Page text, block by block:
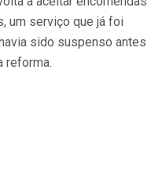
um serviço que já foi
sido suspenso antes
reforma.